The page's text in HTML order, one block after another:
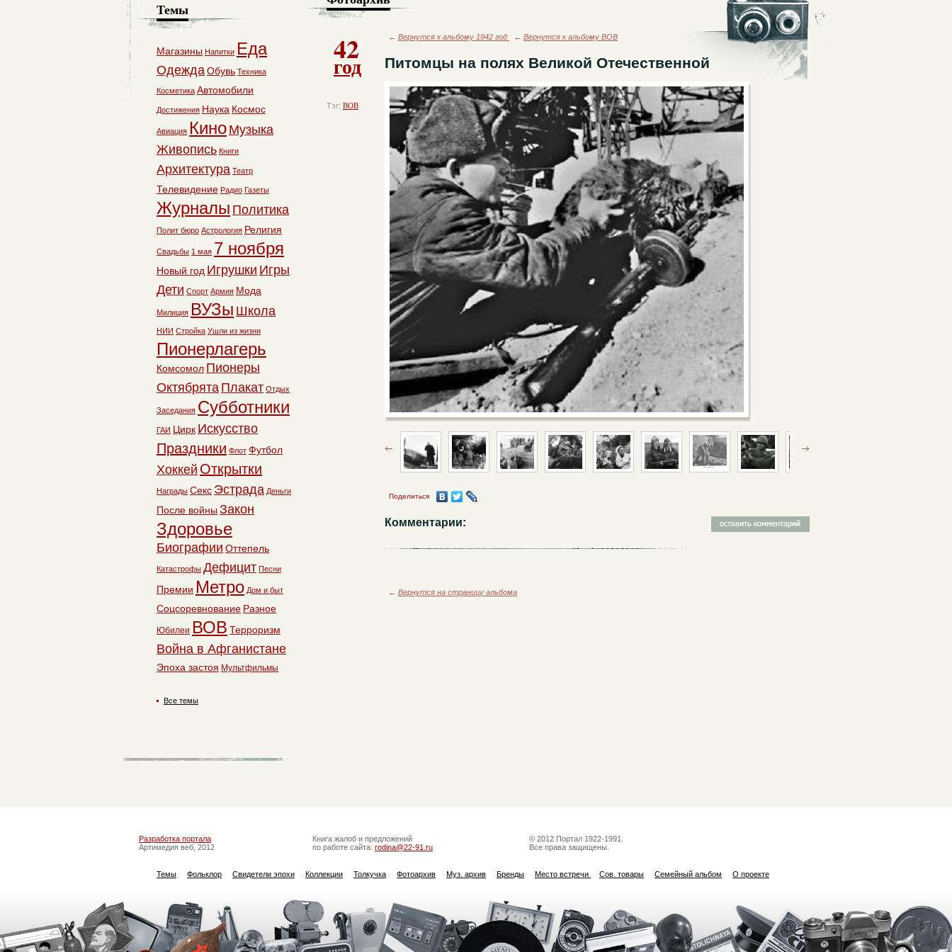
42
год
Тэг: ВОВ
← Вернутся к альбому 1942 год ← Вернутся к альбому ВОВ
Питомцы на полях Великой Отечественной
Поделиться
Комментарии:
← Вернутся на страницу альбома
Темы
Магазины Напитки Еда
ОдеждаОбувь Техника
Косметика Автомобили
Достижения Наука Космос
Авиация Кино Музыка
Живопись Книги
Архитектура Театр
Телевидение Радио Газеты
Журналы Политика
Полит бюро Астрология Религия
Свадьбы 1 мая 7 ноября
Новый год Игрушки Игры
Дети Спорт Армия Мода
Милиция ВУЗы Школа
НИИ Стройка Ушли из жизни
Пионерлагерь
Комсомол Пионеры
Октябрята Плакат Отдых
Заседания Субботники
ГАИ Цирк Искусство
Праздники Флот Футбол
Хоккей Открытки
Награды Секс Эстрада Деньги
После войны Закон
Здоровье
Биографии Оттепель
Катастрофы Дефицит Песни
Премии Метро Дом и быт
Соцсоревнование Разное
Юбилеи ВОВ Терроризм
Война в Афганистане
Эпоха застоя Мультфильмы
Все темы
Разработка портала
Артимедия веб, 2012
Книга жалоб и предложений
по работе сайта: rodina@22-91.ru
© 2012 Портал 1922-1991.
Все права защищены.
Темы Фольклор Свидетели эпохи Коллекции Толкучка Фотоархив Муз. архив Бренды Место встречи Сов. товары Семейный альбом О проекте